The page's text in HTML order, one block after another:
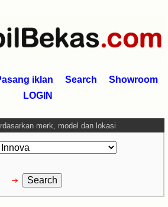
iklan Search
Showroom
LOGIN
merk, model dan lokasi